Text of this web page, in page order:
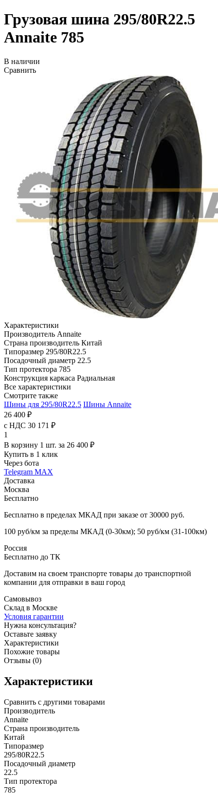
Грузовая шина 295/80R22.5
Annaite 785
В наличии
Сравнить
Характеристики
Производитель Annaite
Страна производитель Китай
Типоразмер 295/80R22.5
Посадочный диаметр 22.5
Тип протектора 785
Конструкция каркаса Радиальная
Все характеристики
Смотрите также
Шины для 295/80R22.5 Шины Annaite
26 400 ₽
с НДС 30 171 ₽
1
В корзину 1 шт. за 26 400 ₽
Купить в 1 клик
Через бота
Telegram MAX
Доставка
Москва
Бесплатно
Бесплатно в пределах МКАД при заказе от 30000 руб.
100 руб/км за пределы МКАД (0-30км); 50 руб/км (31-100км)
Россия
Бесплатно до ТК
Доставим на своем транспорте товары до транспортной
компании для отправки в ваш город
Самовывоз
Склад в Москве
Условия гарантии
Нужна консультация?
Оставьте заявку
Характеристики
Похожие товары
Отзывы (0)
Характеристики
Сравнить с другими товарами
Производитель
Annaite
Страна производитель
Китай
Типоразмер
295/80R22.5
Посадочный диаметр
22.5
Тип протектора
785